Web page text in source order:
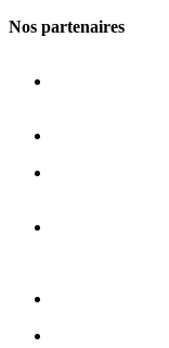
Nos partenaires